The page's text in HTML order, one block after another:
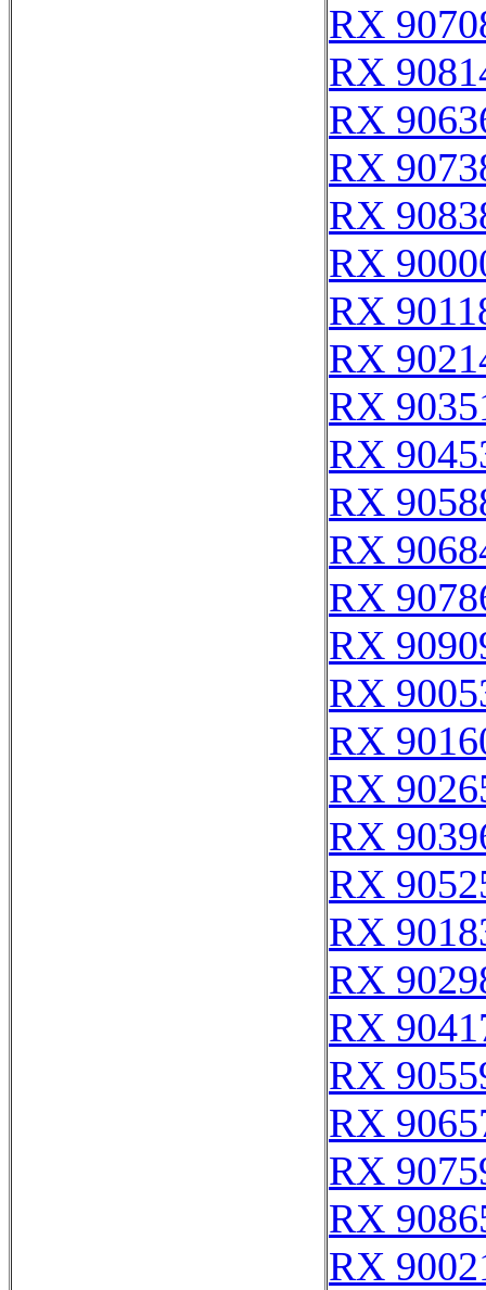
RX
RX
RX
RX
RX
RX
RX
RX
RX
RX
RX
RX
RX
RX
RX
RX
RX
RX
RX
RX
RX
RX
RX
RX
RX
RX
RX